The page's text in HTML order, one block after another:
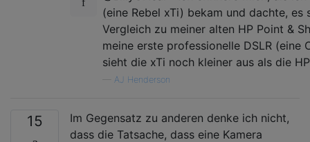
(eine Rebel xTi) bekam und dachte, es
Vergleich zu meiner alten HP Point &
meine erste professionelle DSLR (eine
sieht die xTi noch kleiner aus als die
AJ Henderson
15
Im Gegensatz zu anderen denke ich nicht,
dass die Tatsache, dass eine Kamera